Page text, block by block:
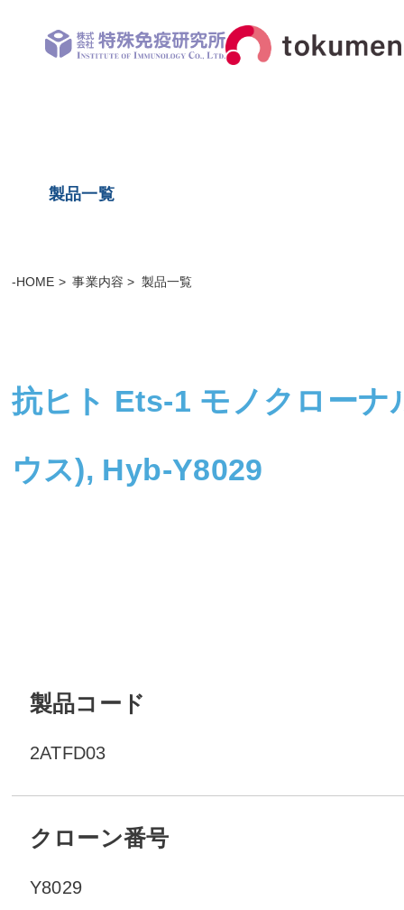
製品一覧
-HOME 事業内容 製品一覧
抗ヒト Ets-1 モノクローナ
ウス), Hyb-Y8029
製品コード
2ATFD03
クローン番号
Y8029